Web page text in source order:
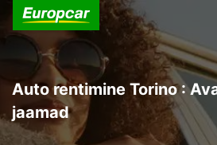
Auto rentimine Torino :
jaamad